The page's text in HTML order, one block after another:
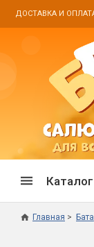
ДОСТАВКА И
Главная